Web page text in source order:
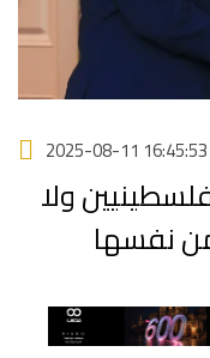
2025-08-11 16:45:53
ولا
نفسها